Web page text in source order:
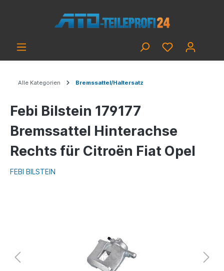
Alle Kategorien Bremssattel/Haltersatz
Febi Bilstein 179177
Bremssattel Hinterachse
Rechts für Citroën Fiat Opel
FEBI BILSTEIN